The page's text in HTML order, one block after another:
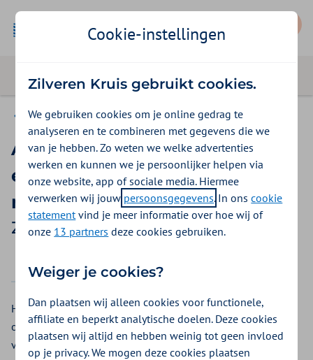
Basis Exclusief
Armondersteuning,
eetapparaat,
robotmanipulator
Zilveren Kruis vergoeding 2026
2025 2026
Heeft u een hulpmiddel nodig uw armen en handen te
ondersteunen? Bij Zilveren Kruis krijgt u een vergoeding
voor deze hulpmiddelen.
Cookie-instellingen
Zilveren Kruis gebruikt cookies.
We gebruiken cookies om je online gedrag te
analyseren en te combineren met gegevens die we
van je hebben. Zo weten we welke advertenties
werken en kunnen we je persoonlijker helpen via
onze website, app of sociale media. Hiermee
verwerken wij jouw persoonsgegevens. In onscookie
statementvind je meer informatie over hoe wij of
onze 13 partners deze cookies gebruiken.
Weiger je cookies?
Dan plaatsen wij alleen cookies voor functionele,
affiliate en beperkt analytische doelen. Deze cookies
plaatsen wij altijd en hebben weinig tot geen invloed
op je privacy. We mogen deze cookies plaatsen